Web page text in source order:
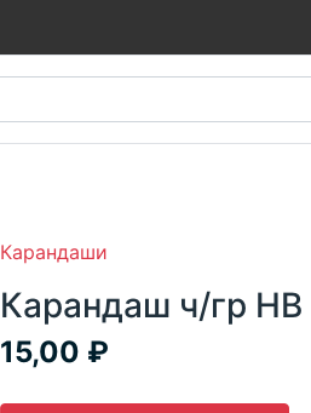
Карандаши
Карандаш ч/гр
15,00